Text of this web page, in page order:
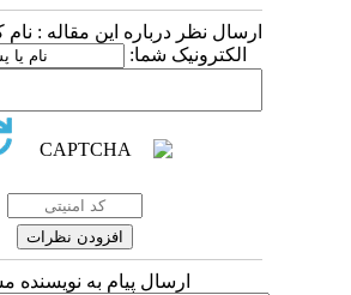
ارسال نظر درباره این مقاله : نام
الکترونیک شما:
ارسال پیام به نویسنده